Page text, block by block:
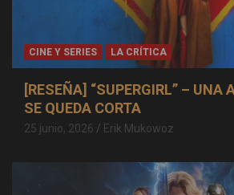
CINE Y SERIES LA CRÍTICA
[RESEÑA] “SUPERGIRL” – UNA
SE QUEDA CORTA
25 junio, 2026 Erik Mukowoz